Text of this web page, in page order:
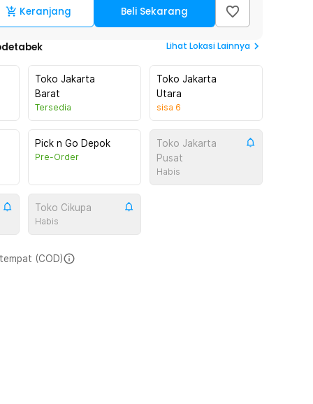
Keranjang Beli Sekarang
Lihat Lokasi Lainnya
Toko Jakarta
Barat
Tersedia
Toko Jakarta
Utara
sisa 6
Pick n Go Depok
Pre-Order
Toko Jakarta
Pusat
Habis
Toko Cikupa
Habis
(COD)